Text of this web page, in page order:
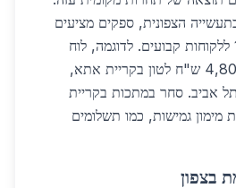
בתעשייה הצפונית, ספקים מציעים
הנחות של 10%-15% ללקוחות קבועים. לדוגמה, לוח
פלדה 10 מ"מ עולה 4,800 ש"ח לטון בקריית אתא,
ש"ח בתל אביב. סחר במתכות בקריית
מימון גמישות, כמו תשלומים
בצפון